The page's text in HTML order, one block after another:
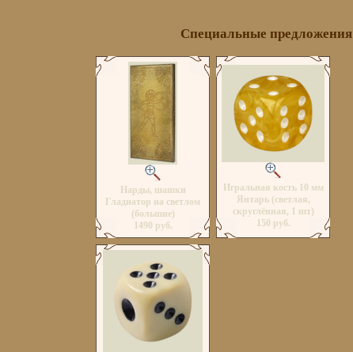
Специальные предложения
Нарды, шашки
Гладиатор на светлом
(большие)
1490 руб.
Игральная кость 10 мм
Янтарь (светлая,
скруглённая, 1 шт)
150 руб.